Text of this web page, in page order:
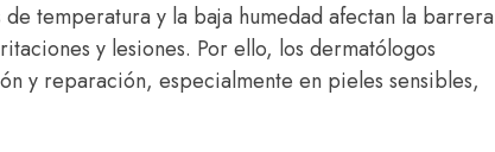
temperatura y la baja humedad afectan la barrera
y lesiones. Por ello, los dermatólogos
y reparación, especialmente en pieles sensibles,